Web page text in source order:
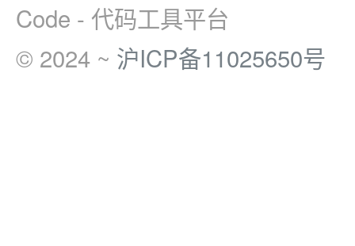
Code - 代码工具平台
© 2024 ~ 沪ICP备11025650号